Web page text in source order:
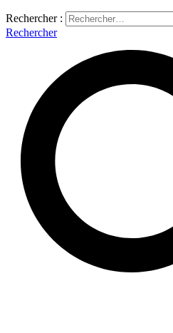
Rechercher :
Rechercher